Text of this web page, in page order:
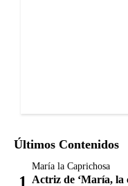
Últimos Contenidos
María la Caprichosa
Actriz de ‘María, la